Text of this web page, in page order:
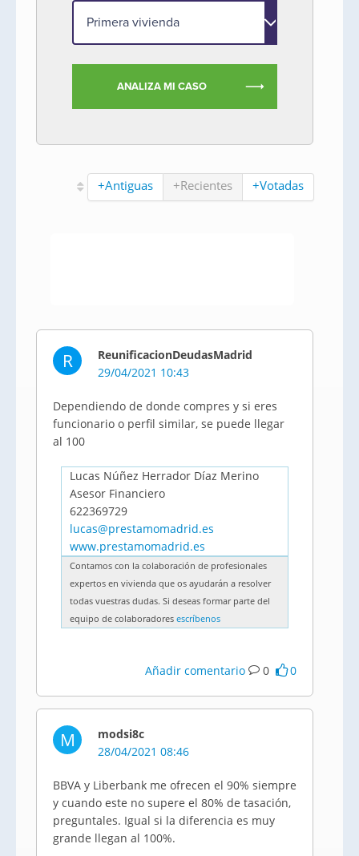
ANALIZA MI CASO
+Antiguas +Recientes +Votadas
R
ReunificacionDeudasMadrid
29/04/2021 10:43
Dependiendo de donde compres y si eres
funcionario o perfil similar, se puede llegar
al 100
Lucas Núñez Herrador Díaz Merino
Asesor Financiero
622369729
lucas@prestamomadrid.es
www.prestamomadrid.es
Contamos con la colaboración de profesionales
expertos en vivienda que os ayudarán a resolver
todas vuestras dudas. Si deseas formar parte del
equipo de colaboradores escríbenos
Añadir comentario 0 0
M
modsi8c
28/04/2021 08:46
BBVA y Liberbank me ofrecen el 90% siempre
y cuando este no supere el 80% de tasación,
preguntales. Igual si la diferencia es muy
grande llegan al 100%.